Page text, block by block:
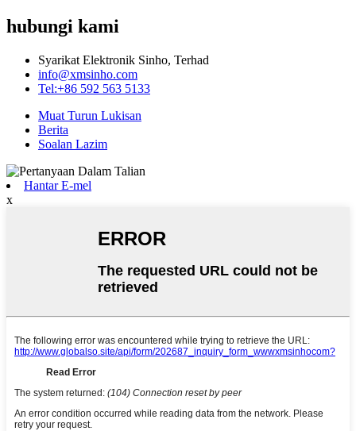
hubungi kami
Syarikat Elektronik Sinho, Terhad
info@xmsinho.com
Tel:+86 592 563 5133
Muat Turun Lukisan
Berita
Soalan Lazim
Hantar E-mel
x